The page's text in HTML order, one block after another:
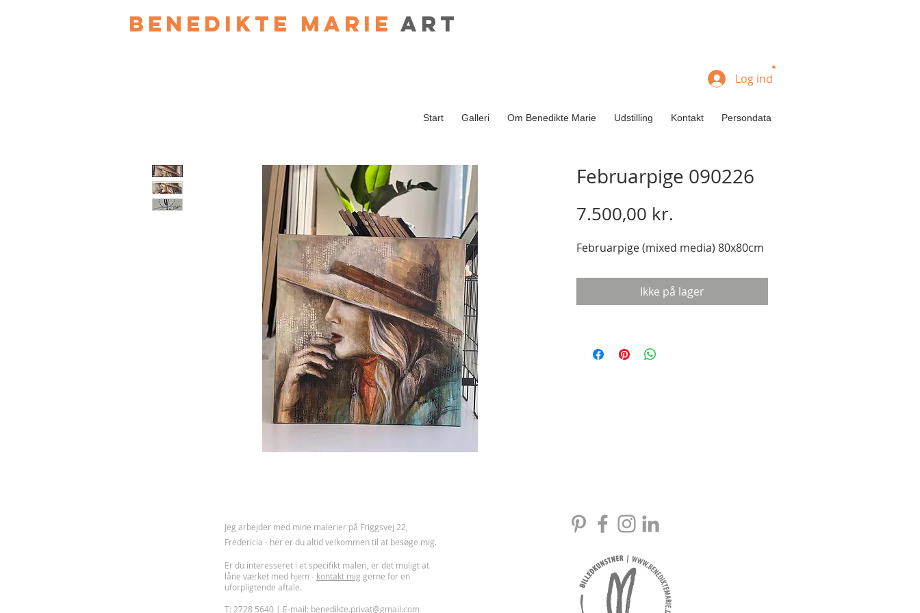
Benedikte Marie art
Start Galleri Om Benedikte Marie Udstilling Kontakt Persondata
Log ind
Februarpige 090226
7.500,00 kr.
Februarpige (mixed media) 80x80cm
Ikke på lager
Jeg arbejder med mine malerier på Friggsvej 22,
Fredericia - her er du altid velkommen til at besøge mig.
Er du interesseret i et specifikt maleri, er det muligt at
låne værket med hjem - kontakt mig gerne for en
uforpligtende aftale.
T: 2728 5640 | E-mail: benedikte.privat@gmail.com